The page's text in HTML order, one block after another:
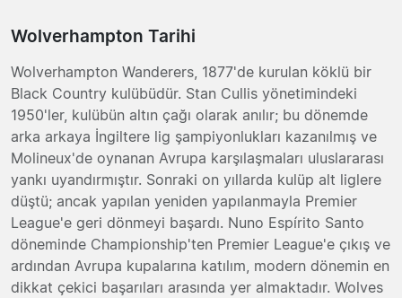
Wolverhampton Tarihi
Wolverhampton Wanderers, 1877'de kurulan köklü bir
Black Country kulübüdür. Stan Cullis yönetimindeki
1950'ler, kulübün altın çağı olarak anılır; bu dönemde
arka arkaya İngiltere lig şampiyonlukları kazanılmış ve
Molineux'de oynanan Avrupa karşılaşmaları uluslararası
yankı uyandırmıştır. Sonraki on yıllarda kulüp alt liglere
düştü; ancak yapılan yeniden yapılanmayla Premier
League'e geri dönmeyi başardı. Nuno Espírito Santo
döneminde Championship'ten Premier League'e çıkış ve
ardından Avrupa kupalarına katılım, modern dönemin en
dikkat çekici başarıları arasında yer almaktadır. Wolves